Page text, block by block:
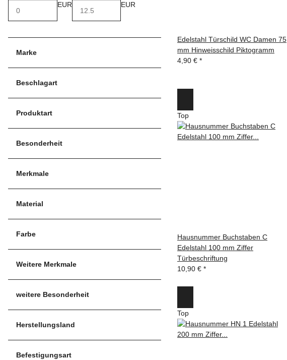
Edelstahl Türschild WC Damen 75
mm Hinweisschild Piktogramm
4,90 € *
Top
Hausnummer Buchstaben C
Edelstahl 100 mm Ziffer
Türbeschriftung
10,90 € *
Top
EUR
EUR
Marke
Beschlagart
Produktart
Besonderheit
Merkmale
Material
Farbe
Weitere Merkmale
weitere Besonderheit
Herstellungsland
Befestigungsart